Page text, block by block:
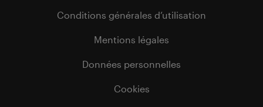
Conditions générales d’utilisation
Mentions légales
Données personnelles
Cookies